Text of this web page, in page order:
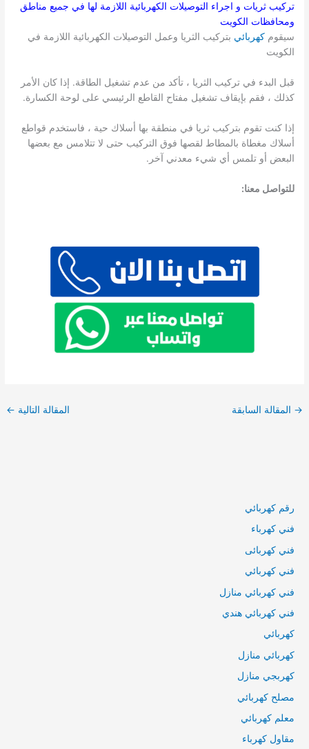
تركيب ثريات و اجراء التوصيلات الكهربائية اللازمة لها في جميع مناطق
ومحافظات الكويت
سيقومكهربائي بتركيب الثريا وعمل التوصيلات الكهربائية اللازمة في
الكويت
قبل البدء في تركيب الثريا ، تأكد من عدم تشغيل الطاقة. إذا كان الأمر
كذلك ، فقم بإيقاف تشغيل مفتاح القاطع الرئيسي على لوحة الكسارة.
إذا كنت تقوم بتركيب ثريا في منطقة بها أسلاك حية ، فاستخدم قواطع
أسلاك مغطاة بالمطاط لقصها فوق التركيب حتى لا تتلامس مع بعضها
البعض أو تلمس أي شيء معدني آخر.
للتواصل معنا:
→ المقالة السابقة المقالة التالية ←
رقم كهربائي
فني كهرباء
فني كهربائى
فني كهربائي
فني كهربائي منازل
فني كهربائي هندي
كهربائي
كهربائي منازل
كهربجي منازل
مصلح كهربائي
معلم كهربائي
مقاول كهرباء